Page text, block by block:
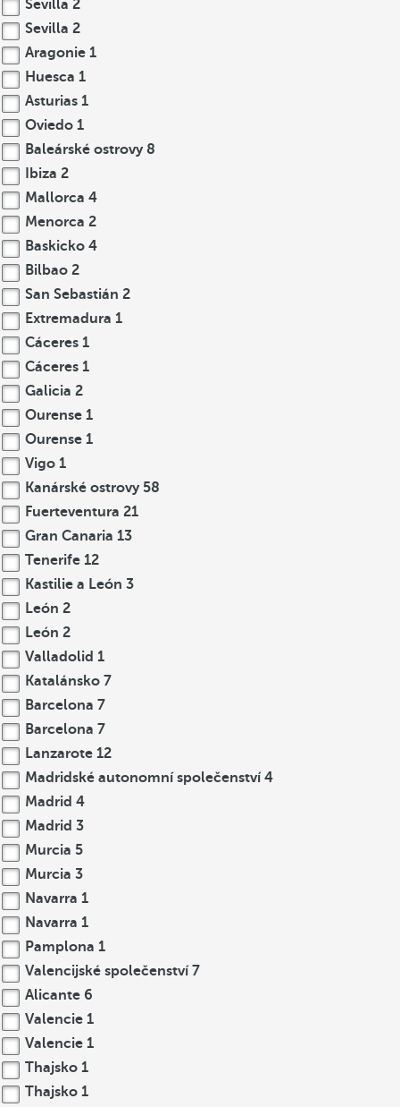
Sevilla 2
Sevilla 2
Aragonie 1
Huesca 1
Asturias 1
Oviedo 1
Baleárské ostrovy 8
Ibiza 2
Mallorca 4
Menorca 2
Baskicko 4
Bilbao 2
San Sebastián 2
Extremadura 1
Cáceres 1
Cáceres 1
Galicia 2
Ourense 1
Ourense 1
Vigo 1
Kanárské ostrovy 58
Fuerteventura 21
Gran Canaria 13
Tenerife 12
Kastilie a León 3
León 2
León 2
Valladolid 1
Katalánsko 7
Barcelona 7
Barcelona 7
Lanzarote 12
Madridské autonomní společenství4
Madrid 4
Madrid 3
Murcia 5
Murcia 3
Navarra 1
Navarra 1
Pamplona 1
Valencijské společenství7
Alicante 6
Valencie 1
Valencie 1
Thajsko 1
Thajsko 1